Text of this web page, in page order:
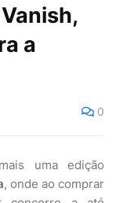
a
0
uma edição
, onde ao comprar